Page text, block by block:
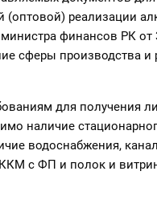
(оптовой) реализации
финансов РК от
сферы производства и
для получения
наличие
водоснабжения,
ККМ с ФП и полок и